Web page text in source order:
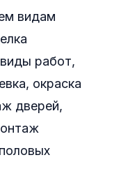
видам
работ,
окраска
дверей,